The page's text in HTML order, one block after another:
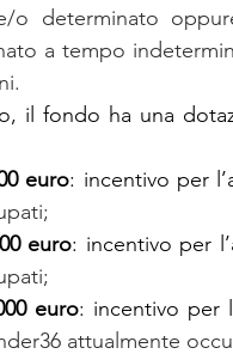
o determinato
a tempo
il fondo ha una
euro: incentivo per
euro: incentivo per
euro: incentivo per
attualmente